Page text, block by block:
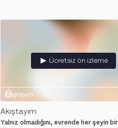
Ücretsiz ön izleme
Akıştayım
Yalnız olmadığını, evrende her şeyin